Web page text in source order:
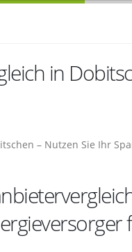
in
– Nutzen Sie Ihr